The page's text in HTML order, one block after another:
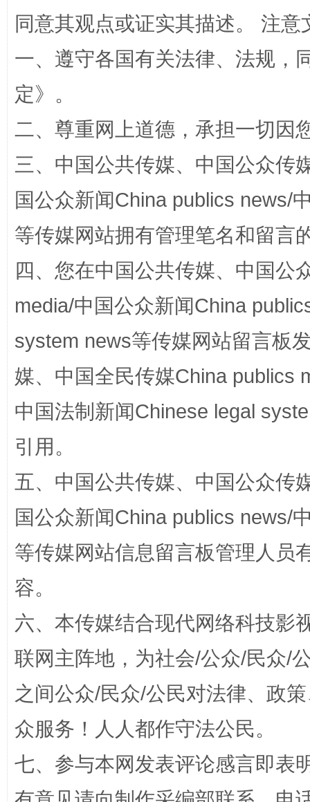
阿坝州三大球赛在茂县开幕 规模
国家大学科技园优化重塑工作
扯下公款旅游的“隐身衣” 如何以
同意其观点或证实其描述。 注
一、遵守各国有关法律、法规，
定》。
二、尊重网上道德，承担一切因
三、中国公共传媒、中国公众传
国公众新闻China publics news/
等传媒网站拥有管理笔名和留言
四、您在中国公共传媒、中国公
media/中国公众新闻China
system news等传媒网站留言板
媒、中国全民传媒China publics
中国法制新闻Chinese legal
引用。
五、中国公共传媒、中国公众传
国公众新闻China publics news/
等传媒网站信息留言板管理人员
容。
六、本传媒结合现代网络科技影
联网主阵地，为社会/公众/民众/
之间公众/民众/公民对法律、政
众服务！人人都作守法公民。
七、参与本网发表评论感言即表